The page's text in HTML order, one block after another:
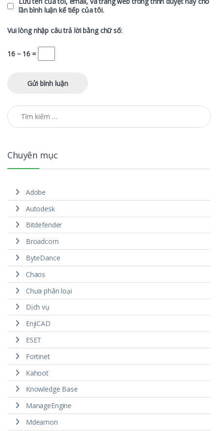
lần bình luận kế tiếp của tôi.
Vui lòng nhập câu trả lời bằng chữ số:
16 − 16 =
Tìm kiếm cho:
Chuyên mục
Adobe
Autodesk
Bitdefender
Broadcom
ByteDance
Chaos
Chưa phân loại
Dịch vụ
EnjiCAD
ESET
Fortinet
Kahoot
Knowledge Base
ManageEngine
Mdeamon